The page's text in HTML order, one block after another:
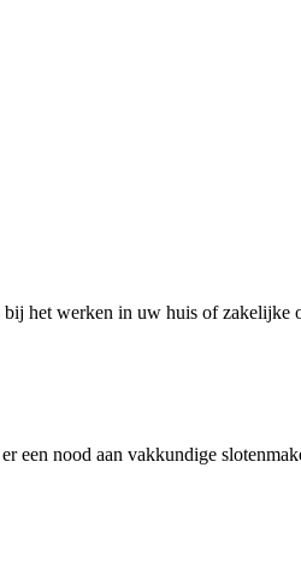
het werken in uw huis of zakelijke
een nood aan vakkundige